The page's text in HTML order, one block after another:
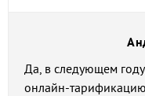
Да, в следующем
онлайн-